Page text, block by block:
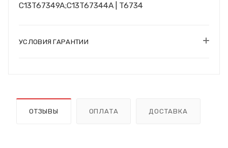
C13T67349A;C13T67344A | T6734
УСЛОВИЯ ГАРАНТИИ
ОТЗЫВЫ ОПЛАТА ДОСТАВКА